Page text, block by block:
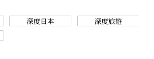
深度日本
深度旅遊